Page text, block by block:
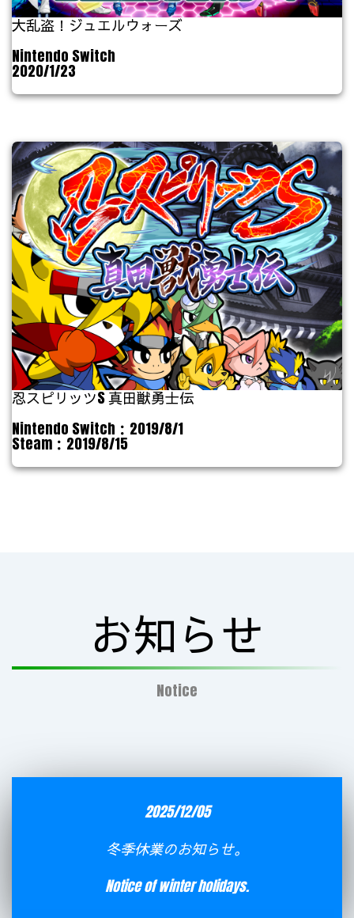
大乱盗！ジュエルウォーズ
Nintendo Switch
2020/1/23
忍スピリッツS 真田獣勇士伝
Nintendo Switch：2019/8/1
Steam：2019/8/15
お知らせ
Notice
2025/12/05
冬季休業のお知らせ。
Notice of winter holidays.